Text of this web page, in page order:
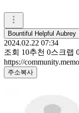
Bountiful Helpful Aubrey
2024.02.22 07:34
조회 10추천 0스크랩
https://
주소복사